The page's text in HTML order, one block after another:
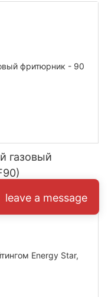
газовый
leave a message